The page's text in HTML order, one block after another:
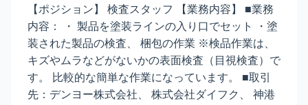
【ポジション】 検査スタッフ 【業務内容】 ■業務
内容： ・ 製品を塗装ラインの入り口でセット ・塗
装された製品の検査、 梱包の作業 ※検品作業は、
キズやムラなどがないかの表面検査（目視検査）で
す。 比較的な簡単な作業になっています。 ■取引
先：デンヨー株式会社、 株式会社ダイフク、 神港